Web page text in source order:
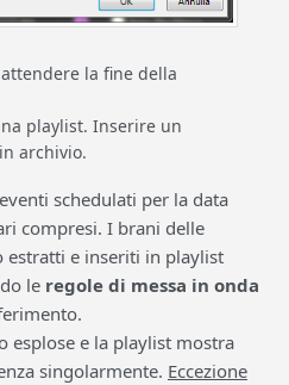
la fine della
playlist. Inserire un
in archivio.
schedulati per la data
compresi. I brani delle
estratti e inseriti in playlist
le regole di messa in onda
esplose e la playlist mostra
singolarmente. Eccezione